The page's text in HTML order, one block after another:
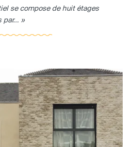
se compose de huit étages
par... »